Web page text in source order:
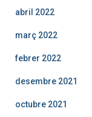
abril 2022
març 2022
febrer 2022
desembre 2021
octubre 2021